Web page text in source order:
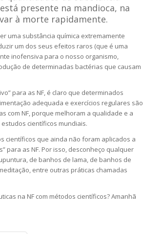
presente na mandioca, na
à morte rapidamente.
uma substância química extremamente
um dos seus efeitos raros (que é uma
inofensiva para o nosso organismo,
de determinadas bactérias que causam
para as NF, é claro que determinados
adequada e exercícios regulares são
com NF, porque melhoram a qualidade e a
científicos mundiais.
científicos que ainda não foram aplicados a
para as NF. Por isso, desconheço qualquer
de banhos de lama, de banhos de
entre outras práticas chamadas
na NF com métodos científicos? Amanhã